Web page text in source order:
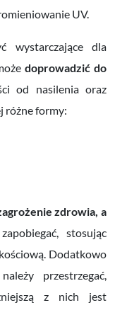
UV.
wystarczające dla
doprowadzić do
od nasilenia oraz
różne formy:
zdrowia, a
stosując
Dodatkowo
przestrzegać,
z nich jest